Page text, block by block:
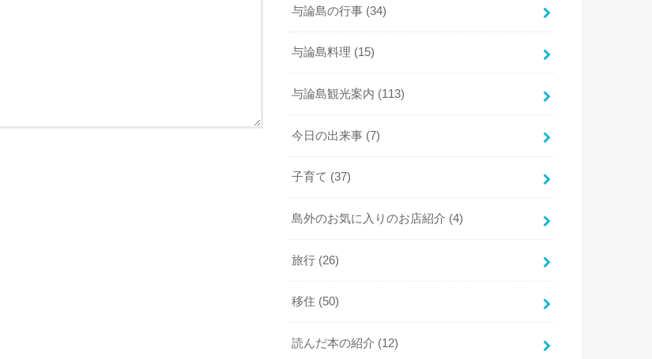
与論島の行事 (34)
与論島料理 (15)
与論島観光案内 (113)
今日の出来事 (7)
子育て (37)
島外のお気に入りのお店紹介 (4)
旅行 (26)
移住 (50)
読んだ本の紹介 (12)